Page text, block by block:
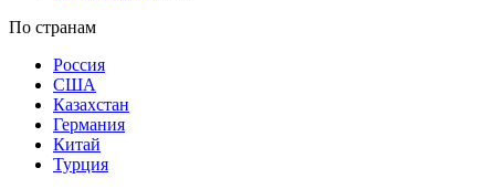
По странам
Россия
США
Казахстан
Германия
Китай
Турция